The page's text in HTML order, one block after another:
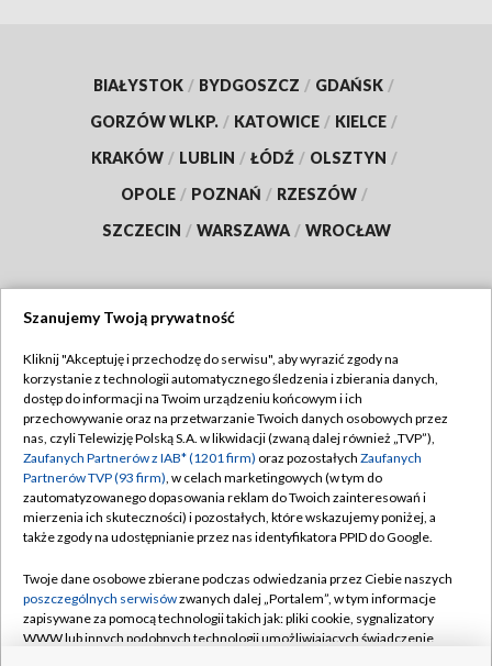
BIAŁYSTOK / BYDGOSZCZ / GDAŃSK /
GORZÓW WLKP. / KATOWICE / KIELCE /
KRAKÓW / LUBLIN / ŁÓDŹ / OLSZTYN /
OPOLE / POZNAŃ / RZESZÓW /
SZCZECIN / WARSZAWA / WROCŁAW
TVP
Abonament TVP
Emisja w TVP
Centrum informacji TVP
Naziemna Telewizja Cyfrowa
Rada Programowa
System NOS
Regulamin TVP
Polityka prywatności
Moje zgody
Pomoc
Kontakt
Szanujemy Twoją prywatność
Kliknij "Akceptuję i przechodzę do serwisu", aby wyrazić zgody na
korzystanie z technologii automatycznego śledzenia i zbierania danych,
dostęp do informacji na Twoim urządzeniu końcowym i ich
przechowywanie oraz na przetwarzanie Twoich danych osobowych przez
nas, czyli Telewizję Polską S.A. w likwidacji (zwaną dalej również „TVP”),
Zaufanych Partnerów z IAB* (1201 firm) oraz pozostałych Zaufanych
Partnerów TVP (93 firm), w celach marketingowych (w tym do
zautomatyzowanego dopasowania reklam do Twoich zainteresowań i
mierzenia ich skuteczności) i pozostałych, które wskazujemy poniżej, a
także zgody na udostępnianie przez nas identyfikatora PPID do Google.
Twoje dane osobowe zbierane podczas odwiedzania przez Ciebie naszych
poszczególnych serwisówzwanych dalej „Portalem”, w tym informacje
zapisywane za pomocą technologii takich jak: pliki cookie, sygnalizatory
WWW lub innych podobnych technologii umożliwiających świadczenie